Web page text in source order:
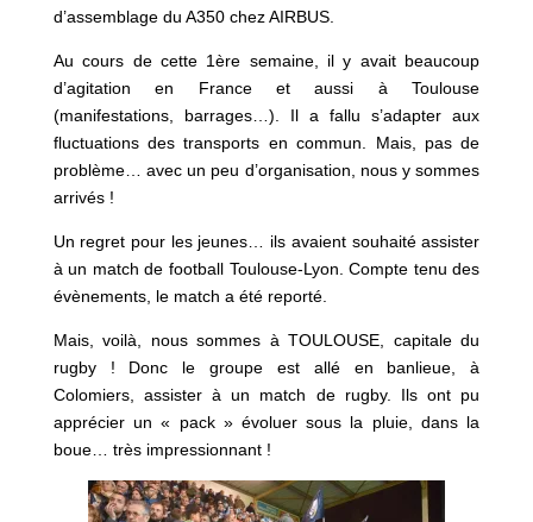
d’assemblage du A350 chez AIRBUS.
Au cours de cette 1ère semaine, il y avait beaucoup
d’agitation en France et aussi à Toulouse
(manifestations, barrages…). Il a fallu s’adapter aux
fluctuations des transports en commun. Mais, pas de
problème… avec un peu d’organisation, nous y sommes
arrivés !
Un regret pour les jeunes… ils avaient souhaité assister
à un match de football Toulouse-Lyon. Compte tenu des
évènements, le match a été reporté.
Mais, voilà, nous sommes à TOULOUSE, capitale du
rugby ! Donc le groupe est allé en banlieue, à
Colomiers, assister à un match de rugby. Ils ont pu
apprécier un « pack » évoluer sous la pluie, dans la
boue… très impressionnant !